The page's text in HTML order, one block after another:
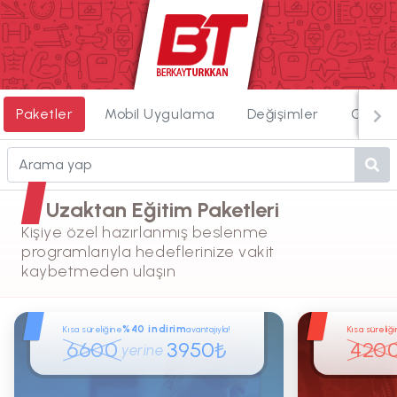
Paketler Mobil Uygulama Değişimler
Uzaktan Eğitim Paketleri
Kişiye özel hazırlanmış beslenme
programlarıyla hedeflerinize vakit
kaybetmeden ulaşın
Kısa süreliğine%40 indirimavantajıyla!
6600 yerine 3950₺
Kısa